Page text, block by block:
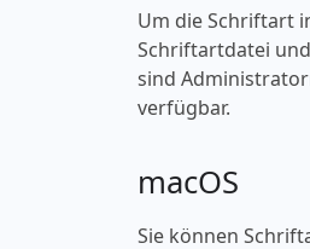
Um die Schriftart
Schriftartdatei
sind
verfügbar.
macOS
Sie können